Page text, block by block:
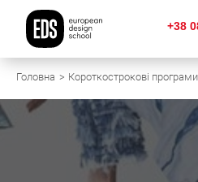
+38
Головна Короткострокові програми